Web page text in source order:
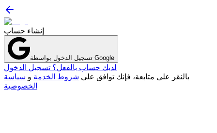
إنشاء حساب
تسجيل الدخول بواسطة Google
لديك حساب بالفعل؟ تسجيل الدخول
بالنقر على متابعة، فإنك توافق على شروط الخدمة و سياسة
الخصوصية